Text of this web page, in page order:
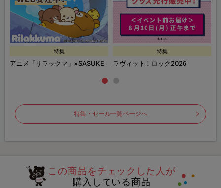
特集
アニメ「リラックマ」×SASUKE
特集
ラヴィット！ロック2026
特集・セール一覧ページへ
この商品をチェックした人が
購入している商品